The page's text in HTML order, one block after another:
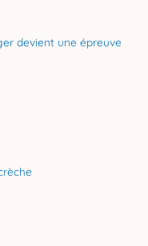
devient une épreuve